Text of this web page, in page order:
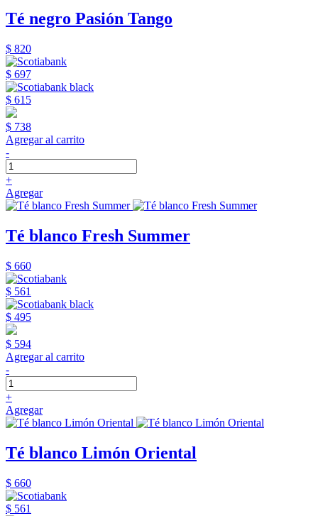
Té negro Pasión Tango
$ 820
$ 697
$ 615
$ 738
Agregar al carrito
-
+
Agregar
Té blanco Fresh Summer
$ 660
$ 561
$ 495
$ 594
Agregar al carrito
-
+
Agregar
Té blanco Limón Oriental
$ 660
$ 561